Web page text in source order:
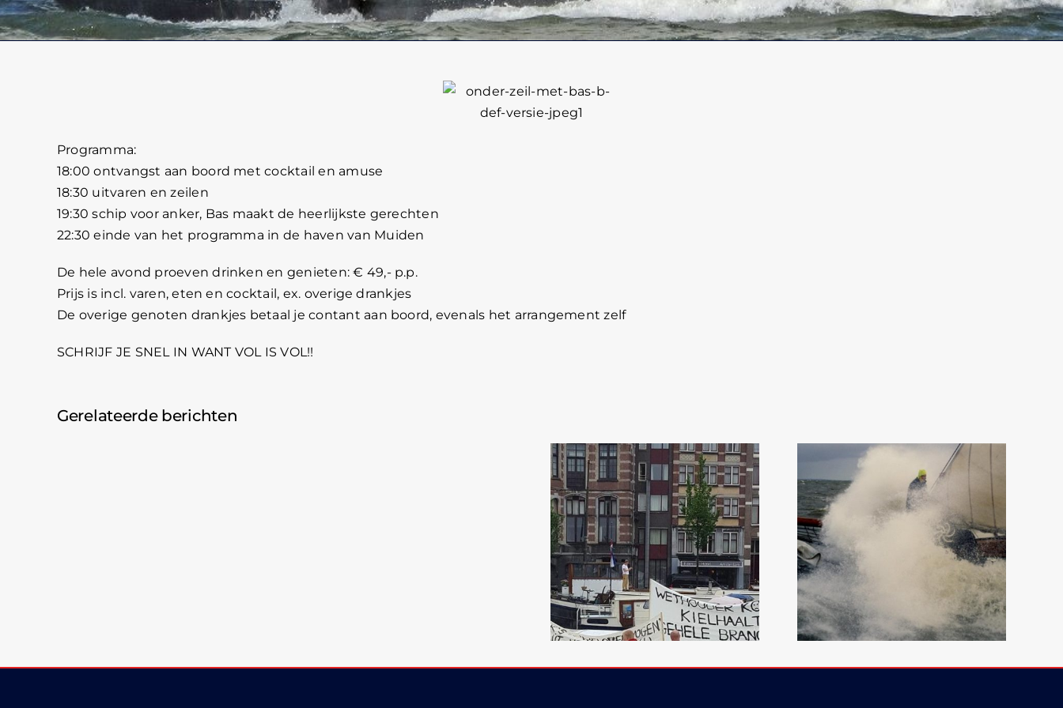
Programma:
18:00 ontvangst aan boord met cocktail en amuse
18:30 uitvaren en zeilen
19:30 schip voor anker, Bas maakt de heerlijkste gerechten
22:30 einde van het programma in de haven van Muiden
De hele avond proeven drinken en genieten: € 49,- p.p.
Prijs is incl. varen, eten en cocktail, ex. overige drankjes
De overige genoten drankjes betaal je contant aan boord, evenals het arrangement zelf
SCHRIJF JE SNEL IN WANT VOL IS VOL!!
Gerelateerde berichten